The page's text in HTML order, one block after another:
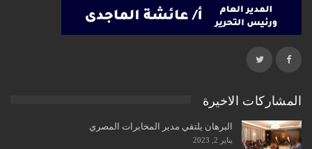
المشاركات الاخيرة
البرهان يلتقي مدير المخابرات المصري
يناير 2, 2023